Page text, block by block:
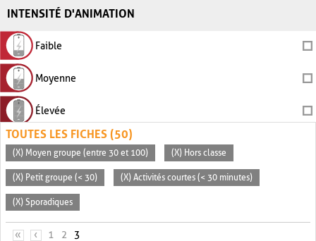
INTENSITÉ D'ANIMATION
Faible
Moyenne
Élevée
TOUTES LES FICHES (50)
(X) Moyen groupe (entre 30 et 100) (X) Hors classe
(X) Petit groupe (< 30) (X) Activités courtes (< 30 minutes)
(X) Sporadiques
PAGES
« ‹ 1 2 3